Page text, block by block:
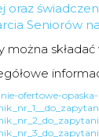
oraz
Seniorów
można
ofertowe-